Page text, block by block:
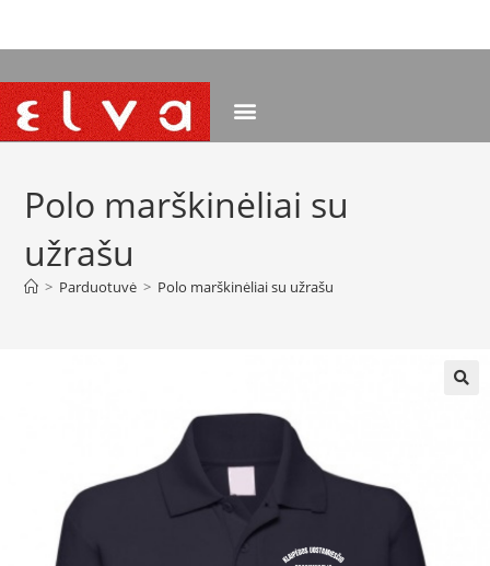
Polo marškinėliai su
užrašu
> Parduotuvė > Polo marškinėliai su užrašu